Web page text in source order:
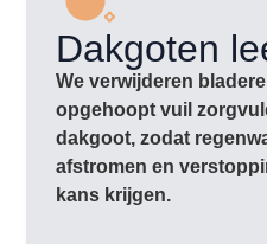
Dakgoten
We verwijderen
opgehoopt vuil
dakgoot, zodat
afstromen en
kans krijgen.